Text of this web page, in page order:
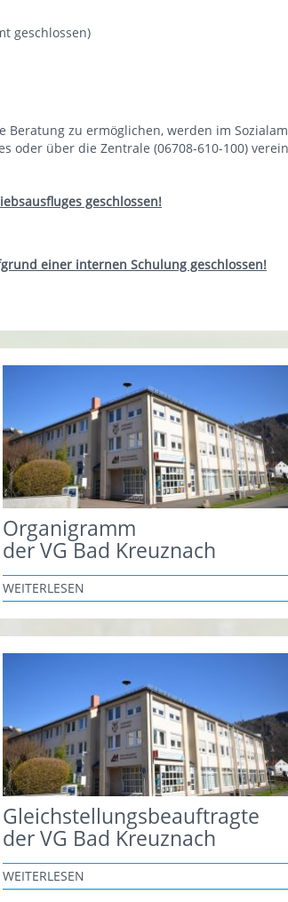
zu ermöglichen, werden im
oder über die Zentrale (06708-610-100)
geschlossen!
einer internen Schulung geschlossen!
Organigramm
der VG Bad Kreuznach
WEITERLESEN
Gleichstellungsbeauftragte
der VG Bad Kreuznach
WEITERLESEN